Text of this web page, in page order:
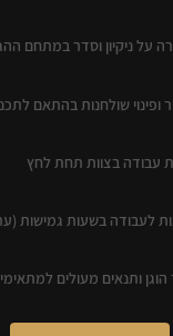
על ניקיון וסדר במתחם
ופינוי שולחנות בהתאם
עבודה בצוות תחת לחץ
לעבודה בשעות גמישות
ותנאים מעולים